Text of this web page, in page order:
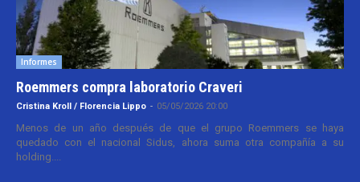
Informes
Roemmers compra laboratorio Craveri
Cristina Kroll / Florencia Lippo - 05/05/2026 20:00
Menos de un año después de que el grupo Roemmers se haya
quedado con el nacional Sidus, ahora suma otra compañía a su
holding....